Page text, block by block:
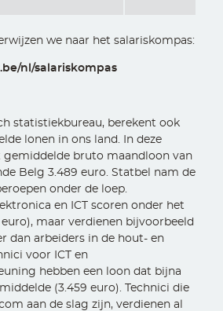
we naar het salariskompas:
nl/salariskompas
statistiekbureau, berekent ook
lonen in ons land. In deze
gemiddelde bruto maandloon van
Belg 3.489 euro. Statbel nam de
onder de loep.
en ICT scoren onder het
maar verdienen bijvoorbeeld
dan arbeiders in de hout- en
voor ICT en
hebben een loon dat bijna
(3.459 euro). Technici die
aan de slag zijn, verdienen al